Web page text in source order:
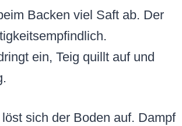
Backen viel Saft ab. Der
ein, Teig quillt auf und
sich der Boden auf. Dampf